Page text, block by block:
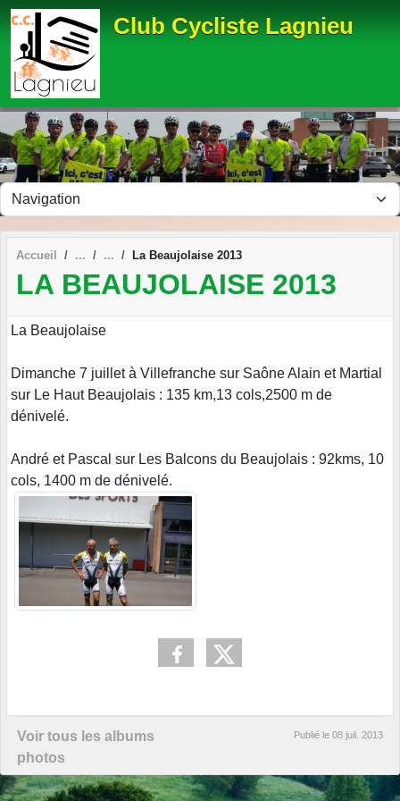
Club Cycliste Lagnieu
Accueil La Beaujolaise 2013
LA BEAUJOLAISE 2013
La Beaujolaise
Dimanche 7 juillet à Villefranche sur Saône Alain et Martial
sur Le Haut Beaujolais : 135 km,13 cols,2500 m de
dénivelé.
André et Pascal sur Les Balcons du Beaujolais : 92kms, 10
cols, 1400 m de dénivelé.
Voir tous les albums
photos
Publié le 08 juil. 2013
Panneau de gestion des cookies